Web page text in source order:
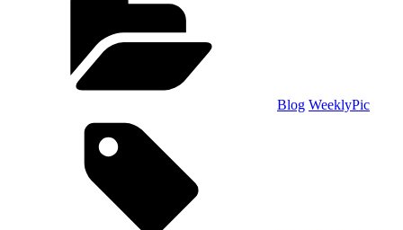
Blog WeeklyPic